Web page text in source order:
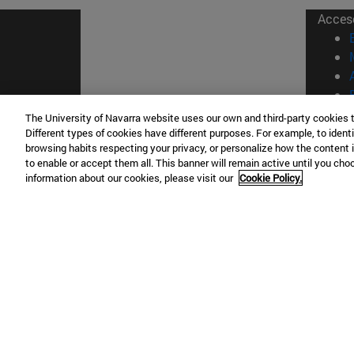
©
The University of Navarra website uses our own and third-party
Different types of cookies have different purposes. For example, to
browsing habits respecting your privacy, or personalize how the
to enable or accept them all. This banner will remain active until you
information about our cookies, please visit our Cookie Policy.